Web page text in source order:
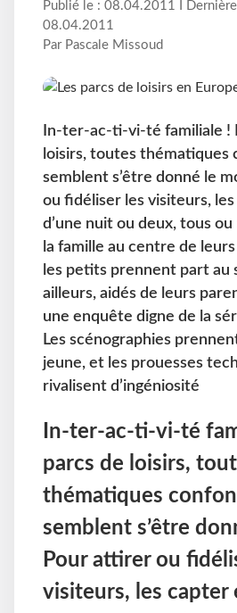
Publié le : 08.04.2011 I
08.04.2011
Par Pascale Missoud
In-ter-ac-ti-vi-té familiale !
loisirs, toutes thématiques
semblent s’être donné le
ou fidéliser les visiteurs,
d’une nuit ou deux, tous
la famille au centre de
les petits prennent part au
ailleurs, aidés de leurs
une enquête digne de la
Les scénographies
jeune, et les prouesses
rivalisent d’ingéniosité
In-ter-ac-ti-vi-té
parcs de loisirs,
thématiques
semblent s’être
Pour attirer ou
visiteurs, les capter